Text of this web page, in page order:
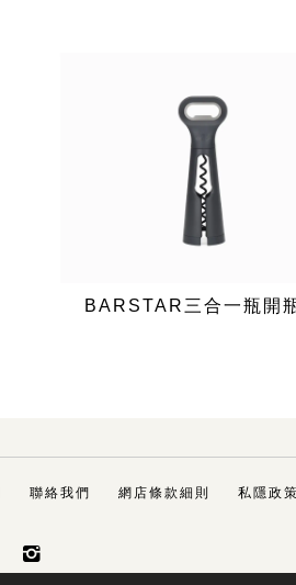
BARSTAR三合一瓶開
聯絡我們 網店條款細則 私隱政策
